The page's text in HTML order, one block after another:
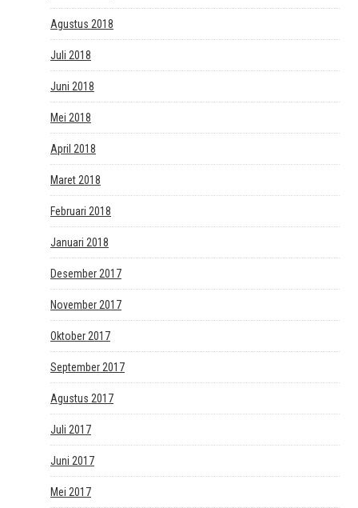
Agustus 2018
Juli 2018
Juni 2018
Mei 2018
April 2018
Maret 2018
Februari 2018
Januari 2018
Desember 2017
November 2017
Oktober 2017
September 2017
Agustus 2017
Juli 2017
Juni 2017
Mei 2017